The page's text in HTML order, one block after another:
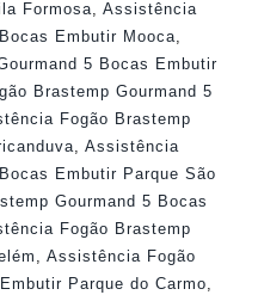
Formosa, Assistência
Embutir Mooca,
5 Bocas Embutir
Brastemp Gourmand 5
Fogão Brastemp
, Assistência
Embutir Parque São
Gourmand 5 Bocas
Fogão Brastemp
, Assistência Fogão
Parque do Carmo,